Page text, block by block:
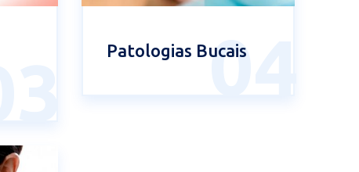
04
Patologias Bucais